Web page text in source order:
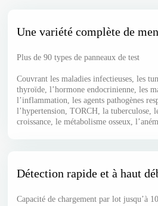
Une variété complète de
Plus de 90 types de panneaux de test
Couvrant les maladies infectieuses, les
thyroïde, l’hormone endocrinienne, les
l’inflammation, les agents pathogènes
l’hypertension, TORCH, la tuberculose,
croissance, le métabolisme osseux,
Détection rapide et à haut
Capacité de chargement par lot jusqu’à